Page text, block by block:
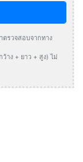
ตรวจสอบจากทาง
าง + ยาว + สูง) ไม่